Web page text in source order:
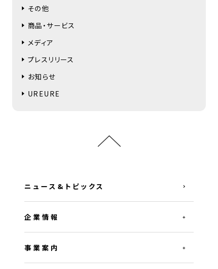
その他
商品・サービス
メディア
プレスリリース
お知らせ
UREURE
ニュース&トピックス
企業情報
事業案内